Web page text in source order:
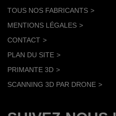
TOUS NOS FABRICANTS
MENTIONS LÉGALES
CONTACT
PLAN DU SITE
PRIMANTE 3D
SCANNING 3D PAR DRONE